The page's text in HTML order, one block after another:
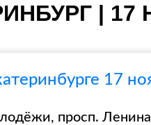
|
17
просп.